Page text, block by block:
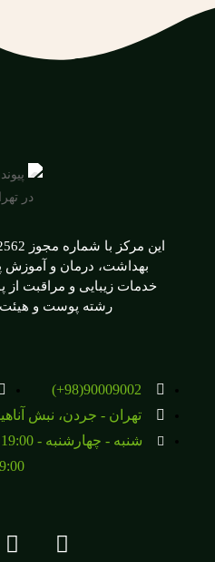
بهداشت، درمان و آموزش
خدمات زیبایی و مراقبت
رشته پوست و هیئت
90009002(98+)
تهران - جردن، نبش آناهیتا، پلاک
9:00